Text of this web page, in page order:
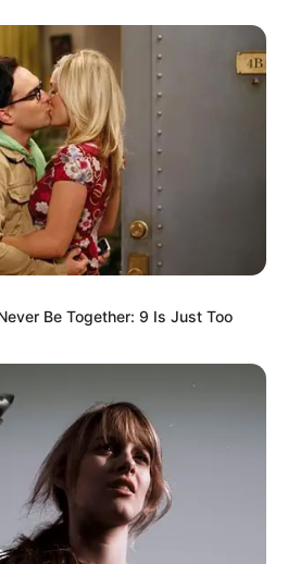
Be Together: 9 Is Just Too